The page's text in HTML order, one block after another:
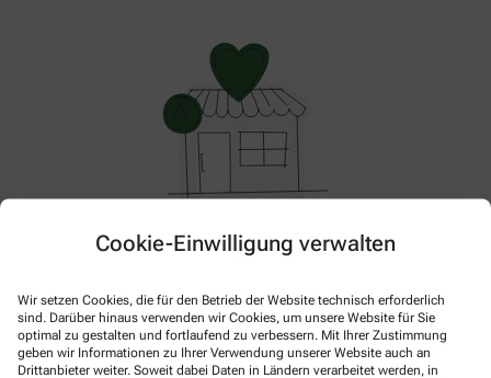
Cookie-Einwilligung verwalten
Wir setzen Cookies, die für den Betrieb der Website technisch erforderlich
sind. Darüber hinaus verwenden wir Cookies, um unsere Website für Sie
optimal zu gestalten und fortlaufend zu verbessern. Mit Ihrer Zustimmung
geben wir Informationen zu Ihrer Verwendung unserer Website auch an
Drittanbieter weiter. Soweit dabei Daten in Ländern verarbeitet werden, in
Hier gibt es aktuell nichts Neues. Bitte schauen Sie